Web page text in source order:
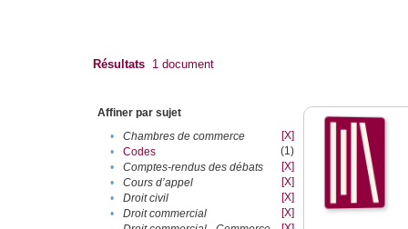
Résultats 1 document
Affiner par sujet
•
Chambres de commerce
[X]
•
Codes
(1)
•
Comptes-rendus des débats
[X]
•
Cours d’appel
[X]
•
Droit civil
[X]
•
Droit commercial
[X]